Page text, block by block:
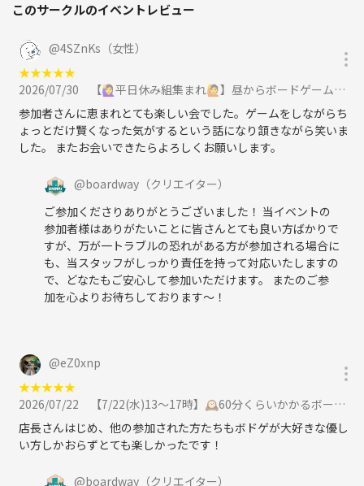
このサークルのイベントレビュー
@4SZnKs（女性）
★★★★★
2026/07/30
【🙋‍♀️平日休み組集まれ🙋】昼からボードゲーム会🎲【🎉初心者歓迎🎉】に参加
参加者さんに恵まれとても楽しい会でした。ゲームをしながらち
ょっとだけ賢くなった気がするという話になり頷きながら笑いま
した。 またお会いできたらよろしくお願いします。
@boardway （クリエイター）
ご参加くださりありがとうございました！ 当イベントの
参加者様はありがたいことに皆さんとても良い方ばかりで
すが、万が一トラブルの恐れがある方が参加される場合に
も、当スタッフがしっかり責任を持って対応いたしますの
で、どなたもご安心して参加いただけます。 またのご参
加を心よりお待ちしております〜！
@eZ0xnp
★★★★★
2026/07/22
【7/22(水)13〜17時】🕰️60分くらいかかるボードゲーム🎲をわかりやすく遊ぶ会🎈【初心者大歓迎🎉】に参加
店長さんはじめ、他の参加された方たちもボドゲが大好きな優し
い方しかおらずとても楽しかったです！
@boardway （クリエイター）